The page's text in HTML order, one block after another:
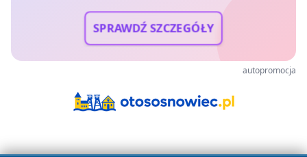
SPRAWDŹ SZCZEGÓŁY
autopromocja